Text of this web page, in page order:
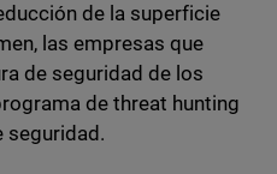
de la superficie
las empresas que
de seguridad de los
de threat hunting
seguridad.